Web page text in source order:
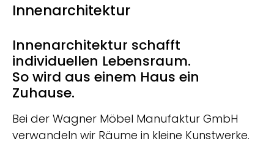
Innenarchitektur
Innenarchitektur schafft
individuellen Lebensraum.
So wird aus einem Haus ein
Zuhause.
Bei der Wagner Möbel Manufaktur GmbH
verwandeln wir Räume in kleine Kunstwerke.